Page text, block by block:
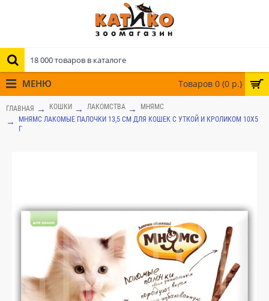
Товаров 0 (0 р.)
МЕНЮ
ГЛАВНАЯ КОШКИ ЛАКОМСТВА
МНЯМС
МНЯМС ЛАКОМЫЕ ПАЛОЧКИ 13,5 СМ ДЛЯ КОШЕК С УТКОЙ И КРОЛИКОМ 10Х5
Г